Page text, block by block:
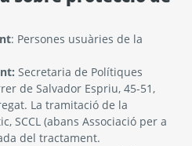
: Persones usuàries de la
Secretaria de Polítiques
de Salvador Espriu, 45-51,
La tramitació de la
SCCL (abans Associació per a
del tractament.